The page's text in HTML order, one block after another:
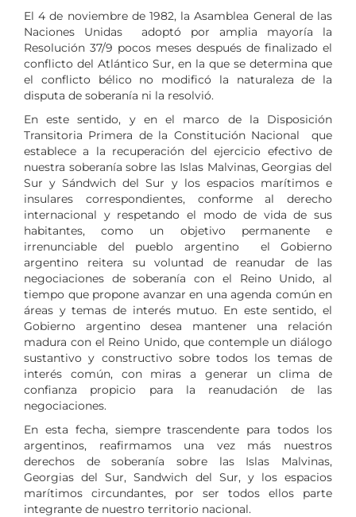
El 4 de noviembre de 1982, la Asamblea General de las
Naciones Unidas adoptó por amplia mayoría la
Resolución 37/9 pocos meses después de finalizado el
conflicto del Atlántico Sur, en la que se determina que
el conflicto bélico no modificó la naturaleza de la
disputa de soberanía ni la resolvió.
En este sentido, y en el marco de la Disposición
Transitoria Primera de la Constitución Nacional que
establece a la recuperación del ejercicio efectivo de
nuestra soberanía sobre las Islas Malvinas, Georgias del
Sur y Sándwich del Sur y los espacios marítimos e
insulares correspondientes, conforme al derecho
internacional y respetando el modo de vida de sus
habitantes, como un objetivo permanente e
irrenunciable del pueblo argentino el Gobierno
argentino reitera su voluntad de reanudar de las
negociaciones de soberanía con el Reino Unido, al
tiempo que propone avanzar en una agenda común en
áreas y temas de interés mutuo. En este sentido, el
Gobierno argentino desea mantener una relación
madura con el Reino Unido, que contemple un diálogo
sustantivo y constructivo sobre todos los temas de
interés común, con miras a generar un clima de
confianza propicio para la reanudación de las
negociaciones.
En esta fecha, siempre trascendente para todos los
argentinos, reafirmamos una vez más nuestros
derechos de soberanía sobre las Islas Malvinas,
Georgias del Sur, Sandwich del Sur, y los espacios
marítimos circundantes, por ser todos ellos parte
integrante de nuestro territorio nacional.